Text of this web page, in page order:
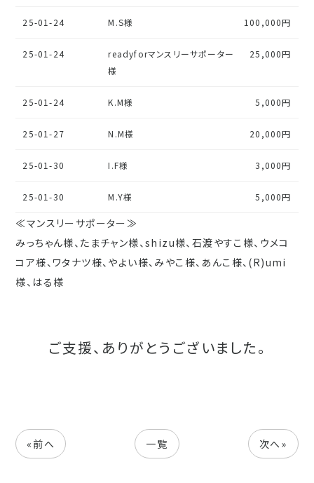
25-01-24 M.S様 100,000円
25-01-24
readyforマンスリーサポーター
様
25,000円
25-01-24 K.M様 5,000円
25-01-27 N.M様 20,000円
25-01-30 I.F様 3,000円
25-01-30 M.Y様 5,000円
≪マンスリーサポーター≫
みっちゃん様、たまチャン様、shizu様、石渡やすこ様、ウメコ
コア様、ワタナツ様、やよい様、みやこ様、あんこ様、(R)umi
様、はる様
ご支援、ありがとうございました。
«前へ 一覧 次へ»